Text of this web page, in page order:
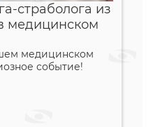
страболога из
медицинском
медицинском
событие!